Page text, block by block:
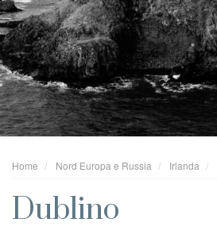
Home Nord Europa e Russia Irlanda
Dublino